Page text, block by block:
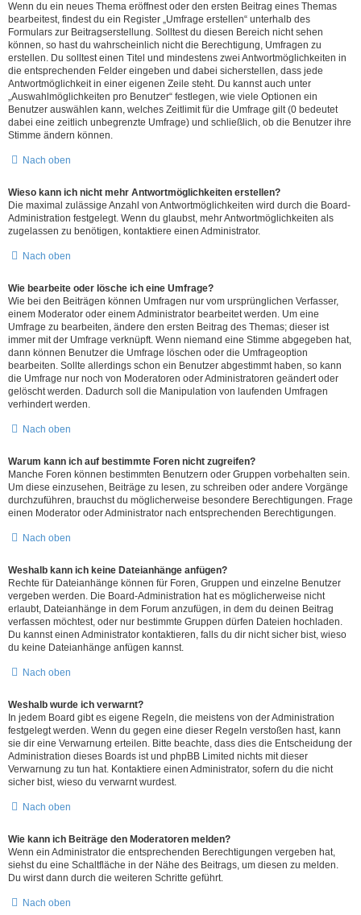
Wenn du ein neues Thema eröffnest oder den ersten Beitrag eines Themas
bearbeitest, findest du ein Register „Umfrage erstellen“ unterhalb des
Formulars zur Beitragserstellung. Solltest du diesen Bereich nicht sehen
können, so hast du wahrscheinlich nicht die Berechtigung, Umfragen zu
erstellen. Du solltest einen Titel und mindestens zwei Antwortmöglichkeiten in
die entsprechenden Felder eingeben und dabei sicherstellen, dass jede
Antwortmöglichkeit in einer eigenen Zeile steht. Du kannst auch unter
„Auswahlmöglichkeiten pro Benutzer“ festlegen, wie viele Optionen ein
Benutzer auswählen kann, welches Zeitlimit für die Umfrage gilt (0 bedeutet
dabei eine zeitlich unbegrenzte Umfrage) und schließlich, ob die Benutzer ihre
Stimme ändern können.
Nach oben
Wieso kann ich nicht mehr Antwortmöglichkeiten erstellen?
Die maximal zulässige Anzahl von Antwortmöglichkeiten wird durch die Board-
Administration festgelegt. Wenn du glaubst, mehr Antwortmöglichkeiten als
zugelassen zu benötigen, kontaktiere einen Administrator.
Nach oben
Wie bearbeite oder lösche ich eine Umfrage?
Wie bei den Beiträgen können Umfragen nur vom ursprünglichen Verfasser,
einem Moderator oder einem Administrator bearbeitet werden. Um eine
Umfrage zu bearbeiten, ändere den ersten Beitrag des Themas; dieser ist
immer mit der Umfrage verknüpft. Wenn niemand eine Stimme abgegeben hat,
dann können Benutzer die Umfrage löschen oder die Umfrageoption
bearbeiten. Sollte allerdings schon ein Benutzer abgestimmt haben, so kann
die Umfrage nur noch von Moderatoren oder Administratoren geändert oder
gelöscht werden. Dadurch soll die Manipulation von laufenden Umfragen
verhindert werden.
Nach oben
Warum kann ich auf bestimmte Foren nicht zugreifen?
Manche Foren können bestimmten Benutzern oder Gruppen vorbehalten sein.
Um diese einzusehen, Beiträge zu lesen, zu schreiben oder andere Vorgänge
durchzuführen, brauchst du möglicherweise besondere Berechtigungen. Frage
einen Moderator oder Administrator nach entsprechenden Berechtigungen.
Nach oben
Weshalb kann ich keine Dateianhänge anfügen?
Rechte für Dateianhänge können für Foren, Gruppen und einzelne Benutzer
vergeben werden. Die Board-Administration hat es möglicherweise nicht
erlaubt, Dateianhänge in dem Forum anzufügen, in dem du deinen Beitrag
verfassen möchtest, oder nur bestimmte Gruppen dürfen Dateien hochladen.
Du kannst einen Administrator kontaktieren, falls du dir nicht sicher bist, wieso
du keine Dateianhänge anfügen kannst.
Nach oben
Weshalb wurde ich verwarnt?
In jedem Board gibt es eigene Regeln, die meistens von der Administration
festgelegt werden. Wenn du gegen eine dieser Regeln verstoßen hast, kann
sie dir eine Verwarnung erteilen. Bitte beachte, dass dies die Entscheidung der
Administration dieses Boards ist und phpBB Limited nichts mit dieser
Verwarnung zu tun hat. Kontaktiere einen Administrator, sofern du die nicht
sicher bist, wieso du verwarnt wurdest.
Nach oben
Wie kann ich Beiträge den Moderatoren melden?
Wenn ein Administrator die entsprechenden Berechtigungen vergeben hat,
siehst du eine Schaltfläche in der Nähe des Beitrags, um diesen zu melden.
Du wirst dann durch die weiteren Schritte geführt.
Nach oben